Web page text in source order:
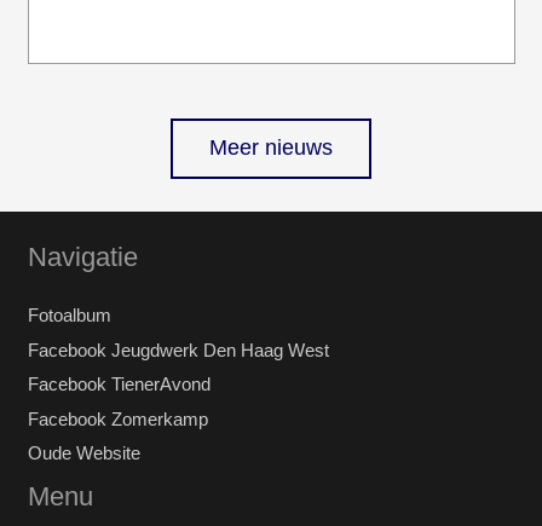
Meer nieuws
Navigatie
Fotoalbum
Facebook Jeugdwerk Den Haag West
Facebook TienerAvond
Facebook Zomerkamp
Oude Website
Menu